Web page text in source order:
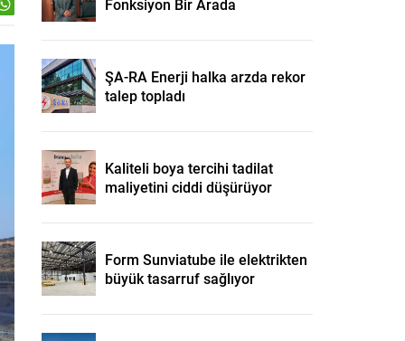
Fonksiyon Bir Arada
ŞA-RA Enerji halka arzda rekor
talep topladı
Kaliteli boya tercihi tadilat
maliyetini ciddi düşürüyor
Form Sunviatube ile elektrikten
büyük tasarruf sağlıyor